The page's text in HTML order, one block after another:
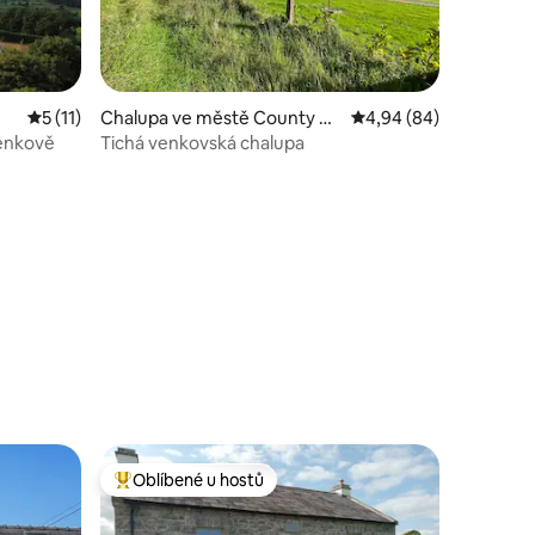
Průměrné hodnocení 5 z 5, 11 hodnocení
5 (11)
Chalupa ve městě County Ro
scommon
Průměrné hodnocení
4,94 (84)
Tichá venkovská chalupa
Nejlepší v kategorii Oblíbené u hostů
Oblíbené u hostů